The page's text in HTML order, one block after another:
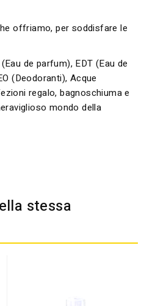
offriamo, per soddisfare le
de parfum), EDT (Eau de
(Deodoranti), Acque
regalo, bagnoschiuma e
mondo della
stessa